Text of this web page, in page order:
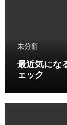
未分類
最近気にな
ェック